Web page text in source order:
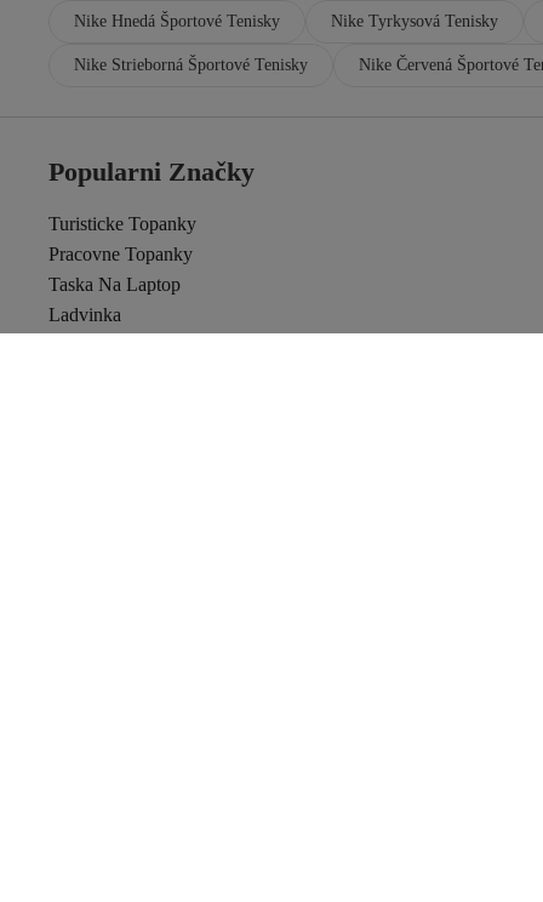
Nike Hnedá Športové Tenisky Nike Tyrkysová Tenisky
Nike Strieborná Športové Tenisky Nike Červená Športové
Popularni Značky
Turisticke Topanky
Pracovne Topanky
Taska Na Laptop
Ladvinka